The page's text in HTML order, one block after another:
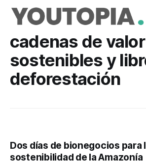
cadenas de valor
sostenibles y
deforestación
Dos días de bionegocios para
sostenibilidad de la Amazonía